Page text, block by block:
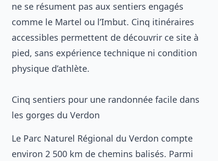
ne se résument pas aux sentiers engagés
comme le Martel ou l’Imbut. Cinq itinéraires
accessibles permettent de découvrir ce site à
pied, sans expérience technique ni condition
physique d’athlète.
Cinq sentiers pour une randonnée facile dans
les gorges du Verdon
Le Parc Naturel Régional du Verdon compte
environ 2 500 km de chemins balisés. Parmi